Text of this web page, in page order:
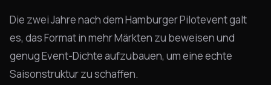
Die zwei Jahre nach dem Hamburger Pilotevent galt
es, das Format in mehr Märkten zu beweisen und
genug Event-Dichte aufzubauen, um eine echte
Saisonstruktur zu schaffen.